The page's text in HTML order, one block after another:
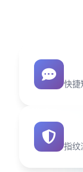
快捷
指纹